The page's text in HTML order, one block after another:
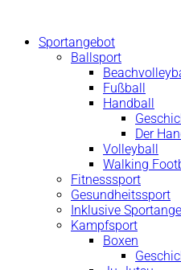
springenSportangebot
Ballsport
Fußball
Handball
Der
Volleyball
Walking
Fitnesssport
Gesundheitssport
Inklusive
Kampfsport
Boxen